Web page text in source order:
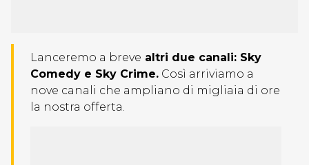
Lanceremo a breve altri due canali: Sky
Comedy e Sky Crime. Così arriviamo a
nove canali che ampliano di migliaia di ore
la nostra offerta.